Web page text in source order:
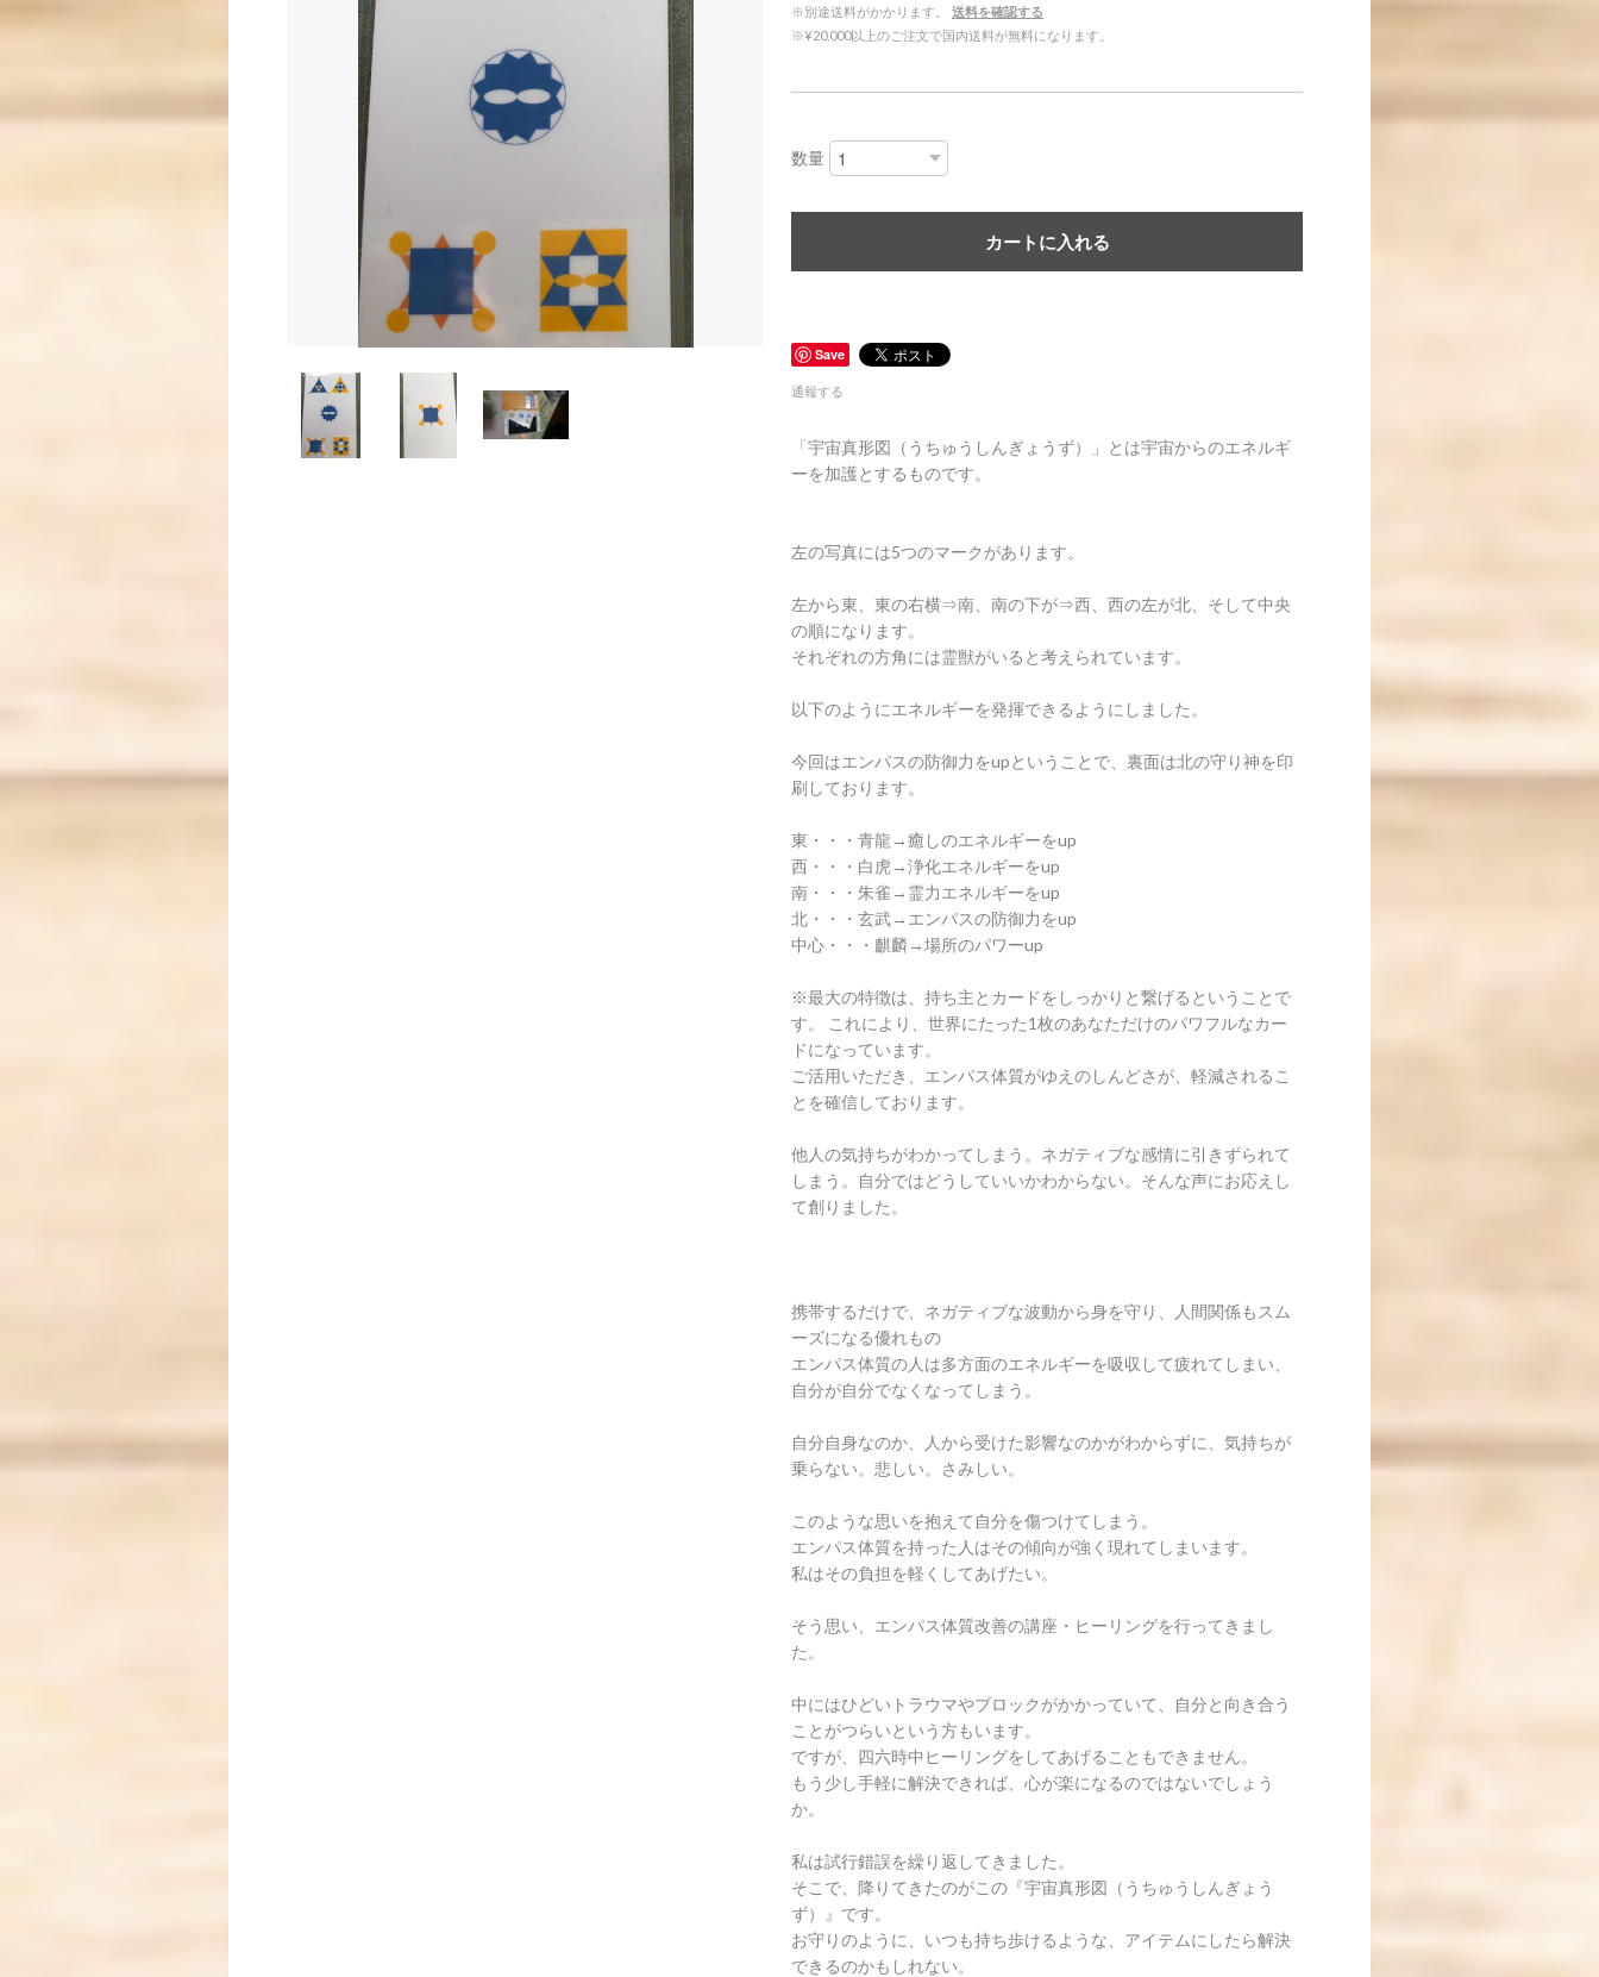
※別途送料がかかります。
送料を確認する
※¥20,000以上のご注文で国内送料が無料になります。
数量
カートに入れる
Save
通報する
「宇宙真形図（うちゅうしんぎょうず）」とは宇宙からのエネルギ
ーを加護とするものです。
左の写真には5つのマークがあります。
左から東、東の右横⇒南、南の下が⇒西、西の左が北、そして中央
の順になります。
それぞれの方角には霊獣がいると考えられています。
以下のようにエネルギーを発揮できるようにしました。
今回はエンパスの防御力をupということで、裏面は北の守り神を印
刷しております。
東・・・青龍→癒しのエネルギーをup
西・・・白虎→浄化エネルギーをup
南・・・朱雀→霊力エネルギーをup
北・・・玄武→エンパスの防御力をup
中心・・・麒麟→場所のパワーup
※最大の特徴は、持ち主とカードをしっかりと繋げるということで
す。 これにより、世界にたった1枚のあなただけのパワフルなカー
ドになっています。
ご活用いただき、エンパス体質がゆえのしんどさが、軽減されるこ
とを確信しております。
他人の気持ちがわかってしまう。ネガティブな感情に引きずられて
しまう。自分ではどうしていいかわからない。そんな声にお応えし
て創りました。
携帯するだけで、ネガティブな波動から身を守り、人間関係もスム
ーズになる優れもの
エンパス体質の人は多方面のエネルギーを吸収して疲れてしまい、
自分が自分でなくなってしまう。
自分自身なのか、人から受けた影響なのかがわからずに、気持ちが
乗らない。悲しい。さみしい。
このような思いを抱えて自分を傷つけてしまう。
エンパス体質を持った人はその傾向が強く現れてしまいます。
私はその負担を軽くしてあげたい。
そう思い、エンパス体質改善の講座・ヒーリングを行ってきまし
た。
中にはひどいトラウマやブロックがかかっていて、自分と向き合う
ことがつらいという方もいます。
ですが、四六時中ヒーリングをしてあげることもできません。
もう少し手軽に解決できれば、心が楽になるのではないでしょう
か。
私は試行錯誤を繰り返してきました。
そこで、降りてきたのがこの『宇宙真形図（うちゅうしんぎょう
ず）』です。
お守りのように、いつも持ち歩けるような、アイテムにしたら解決
できるのかもしれない。